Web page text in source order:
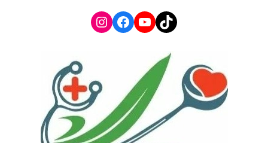
Instagram
Facebook
YouTube
TikTok